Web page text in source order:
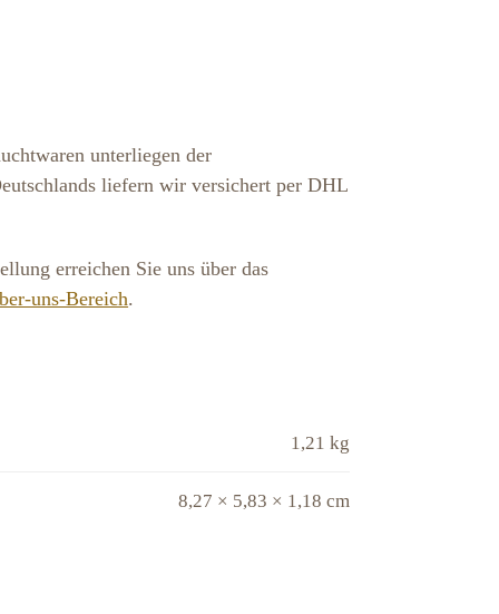
unterliegen der
liefern wir versichert per DHL
erreichen Sie uns über das
uns-Bereich.
1,21 kg
8,27 × 5,83 × 1,18 cm